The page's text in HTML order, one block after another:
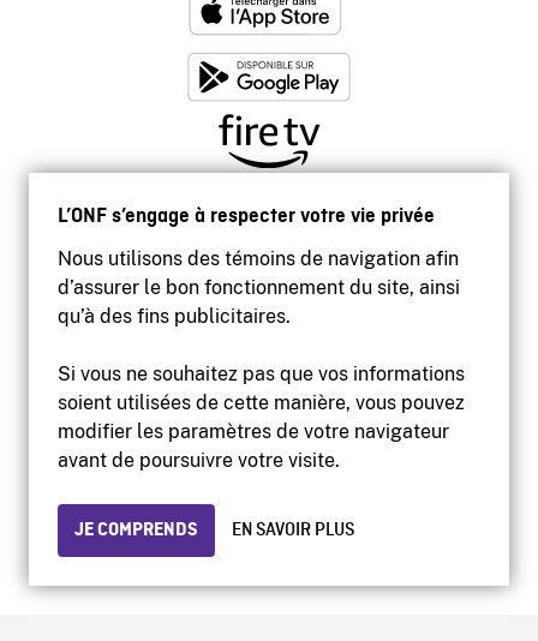
L’ONF s’engage à respecter votre vie privée
Nous utilisons des témoins de navigation afin
d’assurer le bon fonctionnement du site, ainsi
qu’à des fins publicitaires.
Si vous ne souhaitez pas que vos informations
soient utilisées de cette manière, vous pouvez
modifier les paramètres de votre navigateur
avant de poursuivre votre visite.
JE COMPRENDS EN SAVOIR PLUS
Accessibilité
Site institutionnel
Protection des renseignements personnels
© 2026 Office national du film du Canada